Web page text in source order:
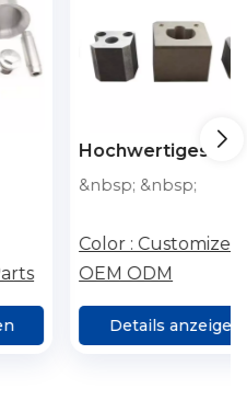
Hochwertiges
Isoliermaterial,
Titanmetall, CNC-
Bearbeitungsservice
&nbsp; &nbsp;
Customized
OEM ODM
Details anzeigen